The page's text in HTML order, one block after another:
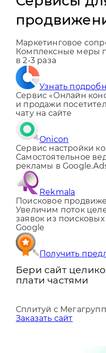
Сервисы
Маркетинговое
Комплексные меры
в 2-3 раза
Узнать
Сервис «Онлайн
и продажи
чату на сайте
Onicon
Сервис настройки
Самостоятельное
рекламы в
Rekmala
Поисковое
Увеличим поток
заявок из поисковых
Google
Бери сайт
Сплитуй с